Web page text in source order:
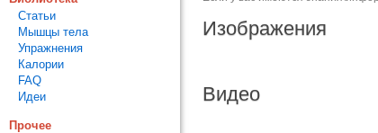
Изображения
Видео
Статьи
Мышцы тела
Упражнения
Калории
FAQ
Идеи
Прочее